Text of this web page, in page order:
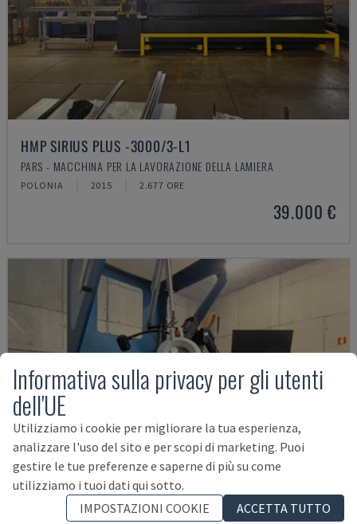
HMP SIRIUS PLUS -3000/3-L1
PARS - MACCHINA PER LA LAVORAZIONE DELLA LAMIERA
POLONIA 2015 2.677 ORE
39.000 €
Informativa sulla privacy per gli utenti
dell'UE
Utilizziamo i cookie per migliorare la tua esperienza,
analizzare l'uso del sito e per scopi di marketing. Puoi
gestire le tue preferenze e saperne di più su come
utilizziamo i tuoi dati qui sotto.
IMPOSTAZIONI COOKIE
ACCETTA TUTTO